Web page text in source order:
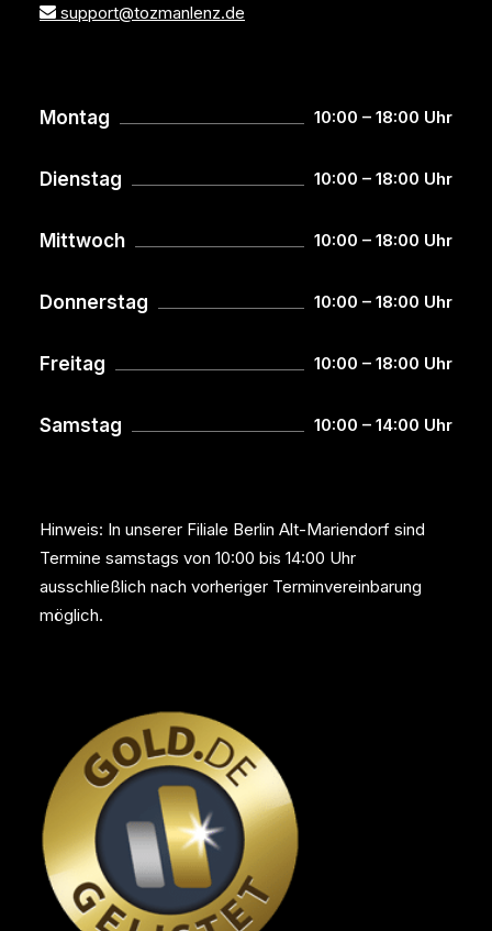
support@tozmanlenz.de
Montag 10:00 – 18:00 Uhr
Dienstag 10:00 – 18:00 Uhr
Mittwoch 10:00 – 18:00 Uhr
Donnerstag 10:00 – 18:00 Uhr
Freitag 10:00 – 18:00 Uhr
Samstag 10:00 – 14:00 Uhr
Hinweis: In unserer Filiale Berlin Alt-Mariendorf sind
Termine samstags von 10:00 bis 14:00 Uhr
ausschließlich nach vorheriger Terminvereinbarung
möglich.